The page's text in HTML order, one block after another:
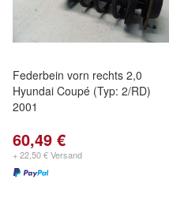
Federbein vorn rechts 2,0
Hyundai Coupé (Typ: 2/RD)
2001
60,49 €
+ 22,50 € Versand